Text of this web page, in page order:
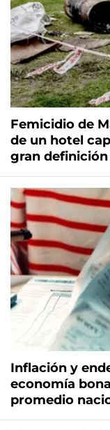
Femicidio de
de un hotel
gran definición
Inflación y
economía
promedio